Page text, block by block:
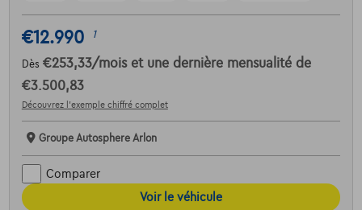
€12.990 1
Dès €253,33/mois et une dernière mensualité de
€3.500,83
Découvrez l’exemple chiffré complet
Groupe Autosphere Arlon
Comparer
Voir le véhicule